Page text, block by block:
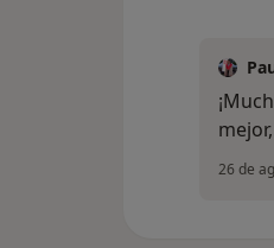
26 de